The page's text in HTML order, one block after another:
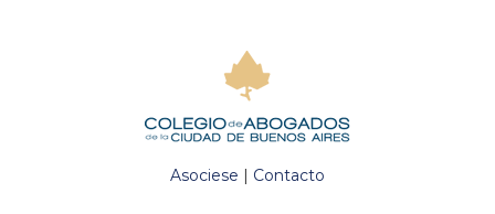
Asociese | Contacto